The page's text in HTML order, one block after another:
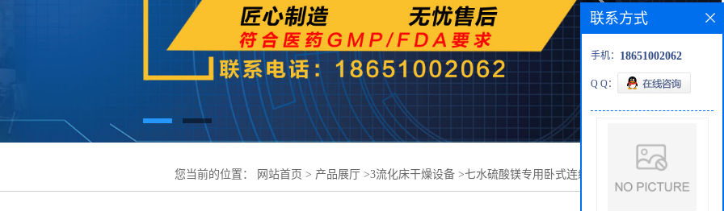
您当前的位置： 网站首页 > 产品展厅 >3流化床干燥设备 >七水硫酸镁专用卧式连续流化床干燥
联系方式
手机： 18651002062
Q Q：